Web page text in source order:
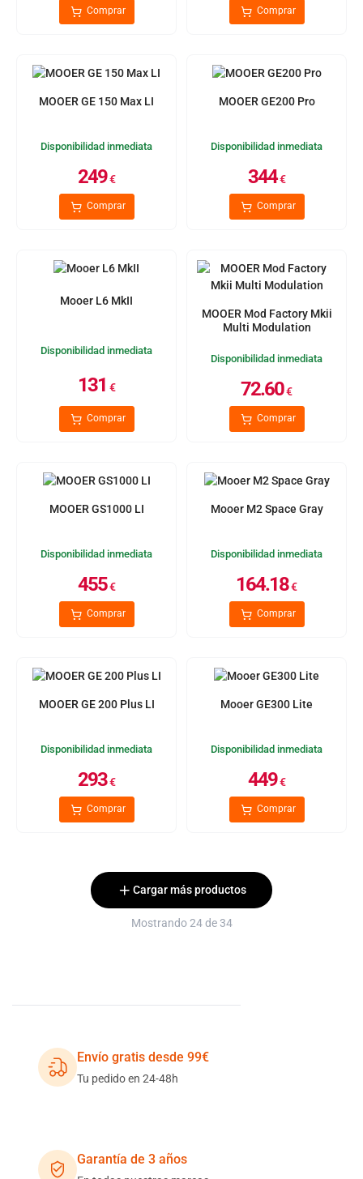
Comprar Comprar
MOOER GE 150 Max LI
Disponibilidad inmediata
249€
Comprar
MOOER GE200 Pro
Disponibilidad inmediata
344€
Comprar
Mooer L6 MkII
Disponibilidad inmediata
131 €
Comprar
MOOER Mod Factory Mkii
Multi Modulation
Disponibilidad inmediata
72.60€
Comprar
MOOER GS1000 LI
Disponibilidad inmediata
455€
Comprar
Mooer M2 Space Gray
Disponibilidad inmediata
164.18€
Comprar
MOOER GE 200 Plus LI
Disponibilidad inmediata
293€
Comprar
Mooer GE300 Lite
Disponibilidad inmediata
449€
Comprar
Cargar más productos
Mostrando 24 de 34
Envío gratis desde 99€
Tu pedido en 24-48h
Garantía de 3 años